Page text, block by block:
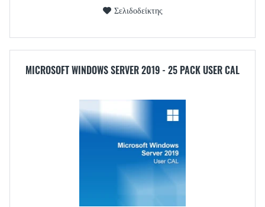
Σελιδοδείκτης
MICROSOFT WINDOWS SERVER 2019 - 25 PACK USER CAL